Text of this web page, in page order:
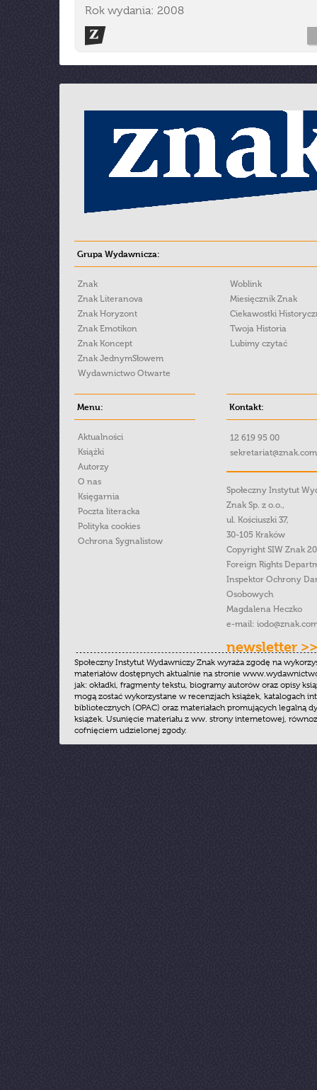
Rok wydania: 2008
Grupa Wydawnicza:
Znak
Znak Literanova
Znak Horyzont
Znak Emotikon
Znak Koncept
Znak JednymSłowem
Wydawnictwo Otwarte
Woblink
Miesięcznik Znak
Ciekawostki
Twoja Historia
Lubimy czytać
Menu:
Aktualności
Książki
Autorzy
O nas
Księgarnia
Poczta literacka
Polityka cookies
Ochrona Sygnalistow
Kontakt:
12 619 95 00
Społeczny Instytut
Znak Sp. z o.o.,
ul. Kościuszki 37,
30-105 Kraków
Copyright SIW Znak
Foreign Rights
Inspektor Ochrony
Osobowych
Magdalena Heczko
e-mail:
newsletter >>
Społeczny Instytut Wydawniczy Znak wyraża zgodę na
materiałów dostępnych aktualnie na stronie
jak: okładki, fragmenty tekstu, biogramy autorów oraz opisy
mogą zostać wykorzystane w recenzjach książek, katalogach
bibliotecznych (OPAC) oraz materiałach promujących legalną
książek. Usunięcie materiału z ww. strony internetowej,
cofnięciem udzielonej zgody.